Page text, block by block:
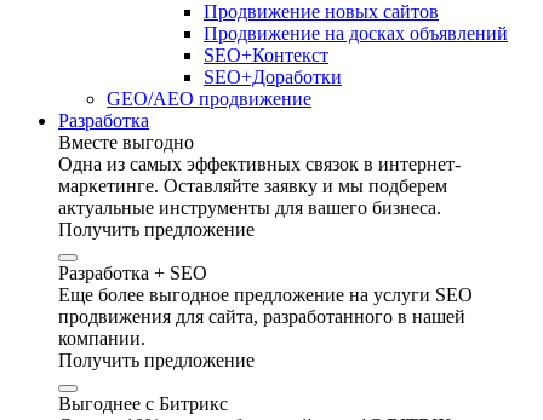
Продвижение новых сайтов
Продвижение на досках объявлений
SEO+Контекст
SEO+Доработки
GEO/AEO продвижение
Разработка
Вместе выгодно
Одна из самых эффективных связок в интернет-
маркетинге. Оставляйте заявку и мы подберем
актуальные инструменты для вашего бизнеса.
Получить предложение
Разработка + SEO
Еще более выгодное предложение на услуги SEO
продвижения для сайта, разработанного в нашей
компании.
Получить предложение
Выгоднее с Битрикс